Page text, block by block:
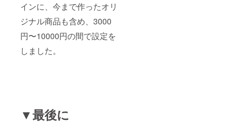
インに、今まで作ったオリ
ジナル商品も含め、3000
円〜10000円の間で設定を
しました。
▼最後に